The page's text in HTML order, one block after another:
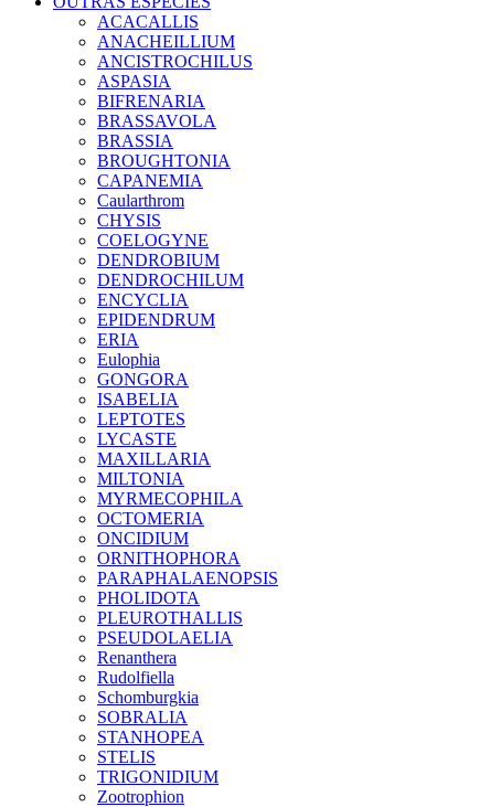
ACACALLIS
ANACHEILLIUM
ANCISTROCHILUS
ASPASIA
BIFRENARIA
BRASSAVOLA
BRASSIA
BROUGHTONIA
CAPANEMIA
Caularthrom
CHYSIS
COELOGYNE
DENDROBIUM
DENDROCHILUM
ENCYCLIA
EPIDENDRUM
ERIA
Eulophia
GONGORA
ISABELIA
LEPTOTES
LYCASTE
MAXILLARIA
MILTONIA
MYRMECOPHILA
OCTOMERIA
ONCIDIUM
ORNITHOPHORA
PARAPHALAENOPSIS
PHOLIDOTA
PLEUROTHALLIS
PSEUDOLAELIA
Renanthera
Rudolfiella
Schomburgkia
SOBRALIA
STANHOPEA
STELIS
TRIGONIDIUM
Zootrophion